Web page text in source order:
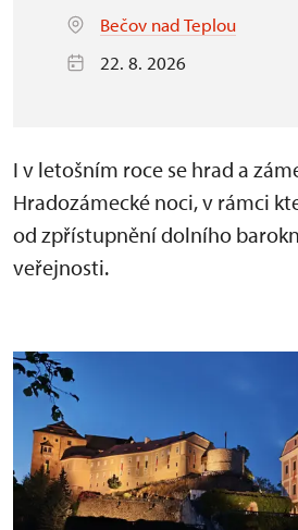
Bečov nad Teplou
22. 8. 2026
I v letošním roce se hrad a
Hradozámecké noci, v rámci
od zpřístupnění dolního
veřejnosti.